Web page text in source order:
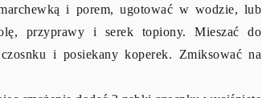
i porem, ugotować w wodzie, lub
przyprawy i serek topiony. Mieszać do
i posiekany koperek. Zmiksować na